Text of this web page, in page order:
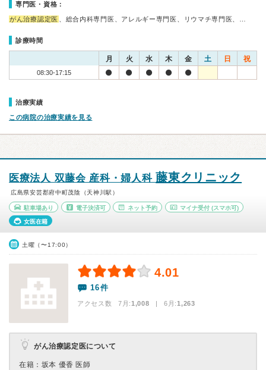
専門医・資格：
がん治療認定医 、総合内科専門医、アレルギー専門医、リウマチ専門医、…
診療時間
月 火 水 木 金 土 日 祝
08:30-17:15
治療実績
この病院の治療実績を見る
医療法人 双藤会 産科・婦人科 藤東クリニック
広島県安芸郡府中町茂陰（天神川駅）
駐車場あり 電子決済可 ネット予約 マイナ受付 (スマホ可)
女医在籍
土曜（〜17:00）
4.01
16件
アクセス数 7月:1,008 | 6月:1,263
がん治療認定医について
在籍：坂本 優⾹ 医師